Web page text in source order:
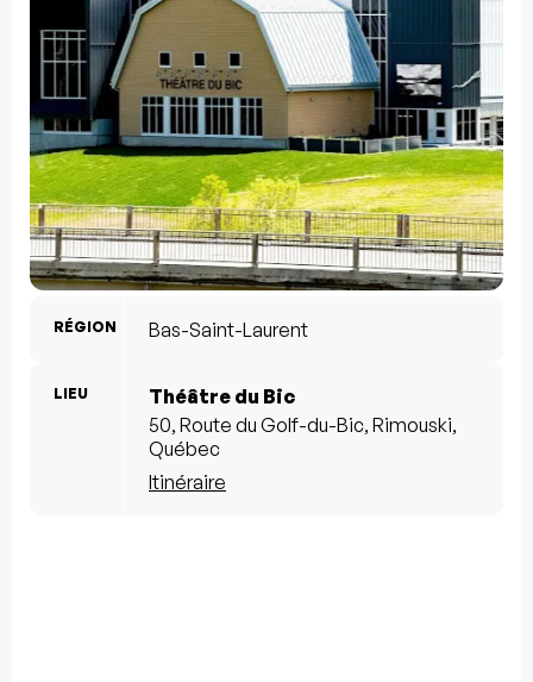
RÉGION Bas-Saint-Laurent
LIEU
Théâtre du Bic
50, Route du Golf-du-Bic, Rimouski,
Québec
Itinéraire